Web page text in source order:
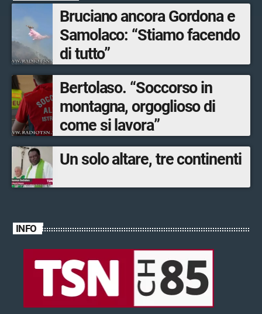
Bruciano ancora Gordona e
Samolaco: “Stiamo facendo
di tutto”
Bertolaso. “Soccorso in
montagna, orgoglioso di
come si lavora”
Un solo altare, tre continenti
INFO